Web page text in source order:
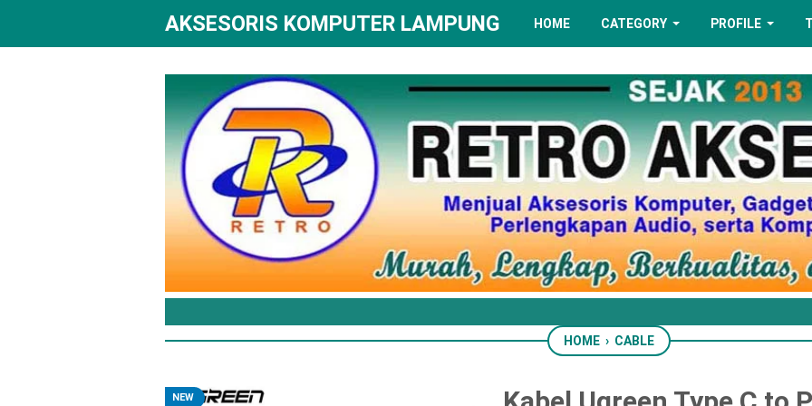
AKSESORIS KOMPUTER LAMPUNG HOME CATEGORY PROFILE
HOME › CABLE
NEW